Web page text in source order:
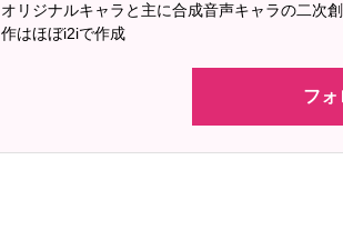
オリジナルキャラと主に合成音声キャラの二次
作はほぼi2iで作成
フォ